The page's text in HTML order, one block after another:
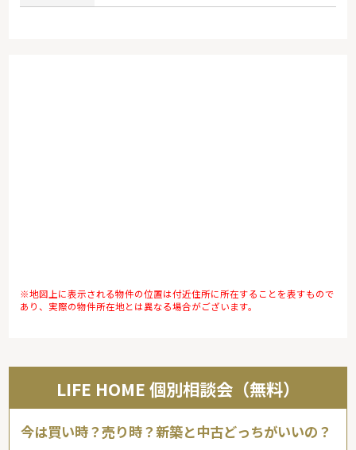
※地図上に表示される物件の位置は付近住所に所在することを表すもので
あり、実際の物件所在地とは異なる場合がございます。
LIFE HOME 個別相談会（無料）
今は買い時？売り時？新築と中古どっちがいいの？